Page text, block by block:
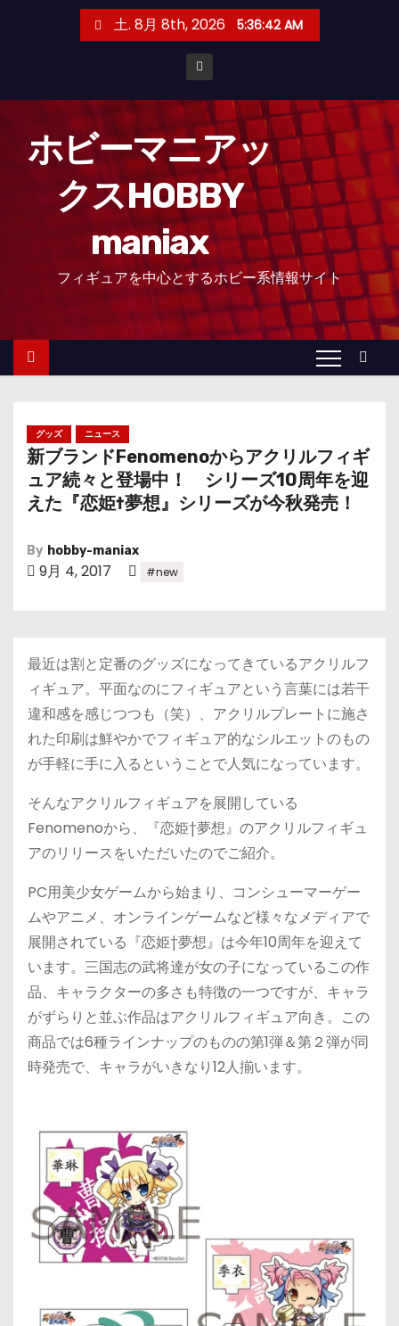
土. 8月 8th, 2026 5:36:43 AM
ホビーマニアッ
クスHOBBY
maniax
フィギュアを中心とするホビー系情報サイト
グッズ ニュース
新ブランドFenomenoからアクリルフィギ
ュア続々と登場中！ シリーズ10周年を迎
えた『恋姫†夢想』シリーズが今秋発売！
By hobby-maniax
9月 4, 2017 #new
最近は割と定番のグッズになってきているアクリルフ
ィギュア。平面なのにフィギュアという言葉には若干
違和感を感じつつも（笑）、アクリルプレートに施さ
れた印刷は鮮やかでフィギュア的なシルエットのもの
が手軽に手に入るということで人気になっています。
そんなアクリルフィギュアを展開している
Fenomenoから、『恋姫†夢想』のアクリルフィギュ
アのリリースをいただいたのでご紹介。
PC用美少女ゲームから始まり、コンシューマーゲー
ムやアニメ、オンラインゲームなど様々なメディアで
展開されている『恋姫†夢想』は今年10周年を迎えて
います。三国志の武将達が女の子になっているこの作
品、キャラクターの多さも特徴の一つですが、キャラ
がずらりと並ぶ作品はアクリルフィギュア向き。この
商品では6種ラインナップのものの第1弾＆第２弾が同
時発売で、キャラがいきなり12人揃います。